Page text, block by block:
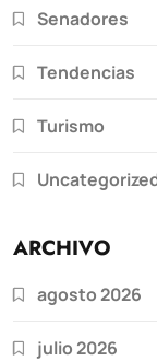
Senadores
Tendencias
Turismo
ARCHIVO
agosto 2026
julio 2026